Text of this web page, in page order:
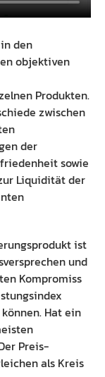
den
objektiven
Produkten.
zwischen
der
sowie
Liquidität der
ist
und
Kompromiss
Hat ein
Preis-
als Kreis